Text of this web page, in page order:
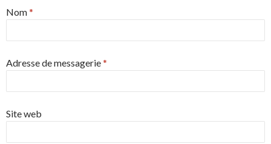
Nom*
Adresse de messagerie*
Site web